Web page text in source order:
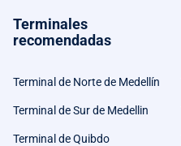
Terminales
recomendadas
Terminal de Norte de Medellín
Terminal de Sur de Medellin
Terminal de Quibdo